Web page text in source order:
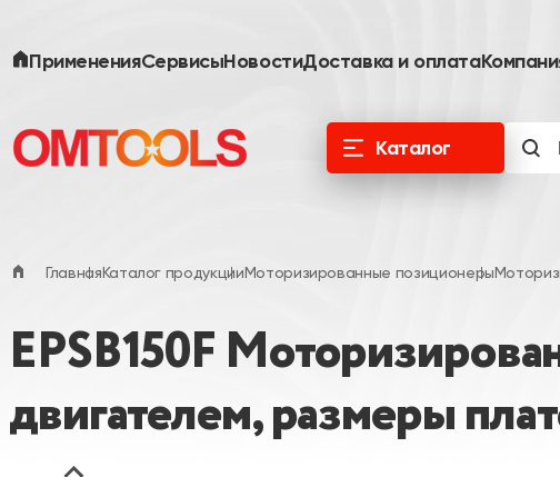
ПримененияСервисыНовостиДоставка и оплата
Каталог
ГлавнаяКаталог продукцииМоторизированные позиционеры
EPSB150F
двигателем, размеры